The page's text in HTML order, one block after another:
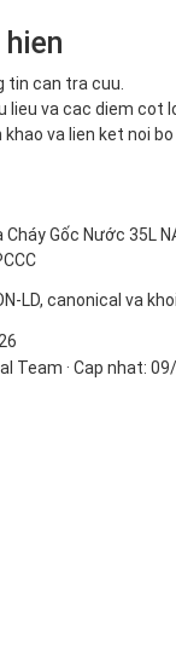
tin can tra cuu.
lieu va cac diem cot
va lien ket noi
Cháy Gốc Nước 35L
LD, canonical va
Team · Cap nhat: